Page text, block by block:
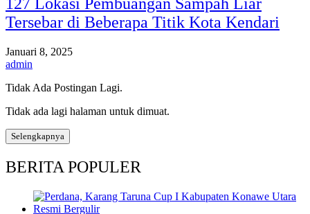
Tersebar di Beberapa Titik Kota Kendari
Januari 8, 2025
admin
Tidak Ada Postingan Lagi.
Tidak ada lagi halaman untuk dimuat.
Selengkapnya
BERITA POPULER